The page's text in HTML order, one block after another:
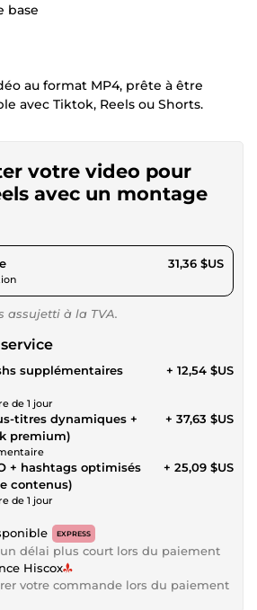
base
au format MP4, prête à être
avec Tiktok, Reels ou Shorts.
votre video pour
avec un montage
pour 28,90 $US 31,36 $US
assujetti à la TVA.
supplémentaires
de 1 jour
+ 12,54 $US
titres dynamiques +
premium)
+ 37,63 $US
+ hashtags optimisés
contenus)
de 1 jour
+ 25,09 $US
EXPRESS
délai plus court lors du paiement
Hiscox
votre commande lors du paiement